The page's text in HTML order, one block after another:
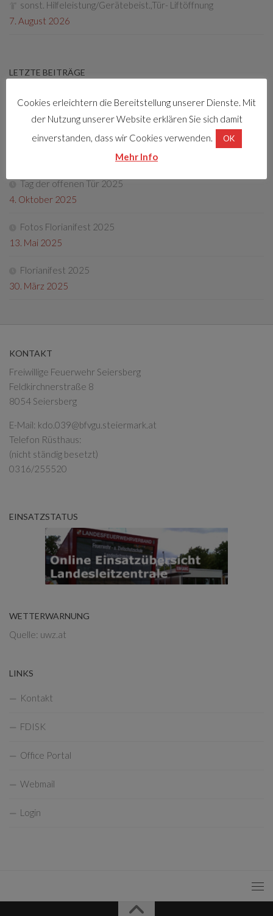
sonst. Hilfeleistung/Gerätebeist.,Tür- Liftöffnung
7. August 2026
LETZTE BEITRÄGE
Friedenslichtaktion
Tag der offenen Tür 2025
4. Oktober 2025
Fotos Florianifest 2025
13. Mai 2025
Florianifest 2025
30. März 2025
KONTAKT
Freiwillige Feuerwehr Seiersberg
Feldkirchnerstraße 8
8054 Seiersberg
E-Mail: kdo.039@bfvgu.steiermark.at
Telefon Rüsthaus:
(nicht ständig besetzt)
0316/255520
EINSATZSTATUS
WETTERWARNUNG
Quelle: uwz.at
LINKS
Kontakt
FDISK
Office Portal
Webmail
Login
Cookies erleichtern die Bereitstellung unserer Dienste. Mit
der Nutzung unserer Website erklären Sie sich damit
einverstanden, dass wir Cookies verwenden.
OK
Mehr Info